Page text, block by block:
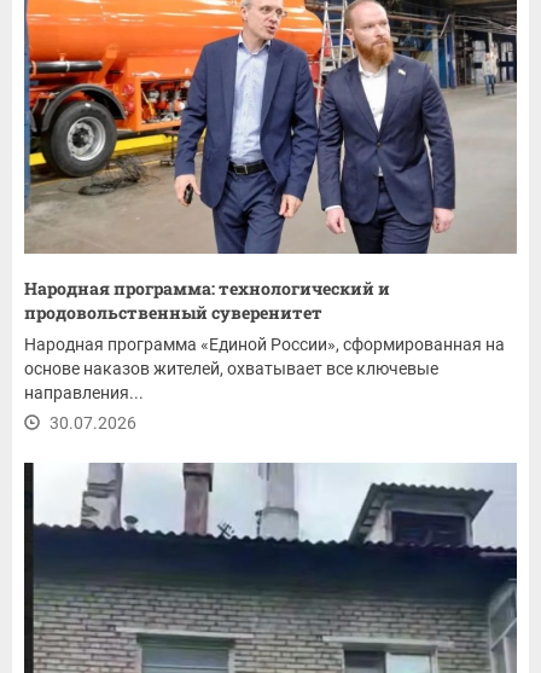
Народная программа: технологический и
продовольственный суверенитет
Народная программа «Единой России», сформированная на
основе наказов жителей, охватывает все ключевые
направления...
30.07.2026